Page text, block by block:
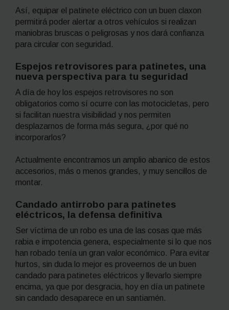
Así, equipar el patinete eléctrico con un buen claxon
permitirá poder alertar a otros vehículos si realizan
maniobras bruscas o peligrosas y nos dará confianza
para circular con seguridad.
Espejos retrovisores para patinetes, una
nueva perspectiva para tu seguridad
A día de hoy los espejos retrovisores no son
obligatorios como sí ocurre con las motocicletas, pero
si facilitan nuestra visibilidad y nos permiten
desplazarnos de forma más segura, ¿por qué no
incorporarlos?
Actualmente encontramos un amplio abanico de estos
accesorios, más o menos grandes, y muy sencillos de
montar.
Candado antirrobo para patinetes
eléctricos, la defensa definitiva
Ser víctima de un robo es una de las cosas que más
rabia e impotencia genera, especialmente si lo que nos
han robado tenía un gran valor económico. Para evitar
hurtos, sin duda lo mejor es proveernos de un buen
candado para patinetes eléctricos y llevarlo siempre
encima, ya que por desgracia, hoy en día un patinete
sin candado desaparece en un santiamén.